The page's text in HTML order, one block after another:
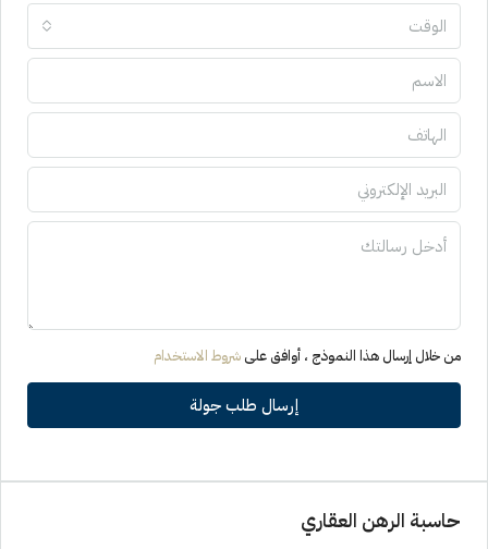
الوقت
من خلال إرسال هذا النموذج ، أوافق على شروط الاستخدام
إرسال طلب جولة
حاسبة الرهن العقاري